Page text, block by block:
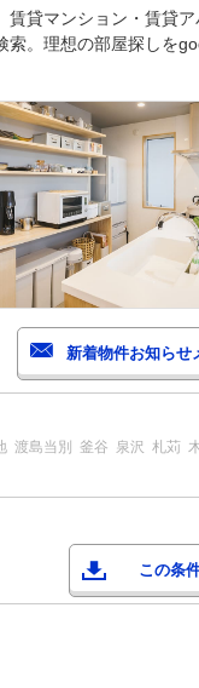
賃貸マンション・賃貸
。理想の部屋探しを
渡島当別 釜谷 泉沢 札苅
この条